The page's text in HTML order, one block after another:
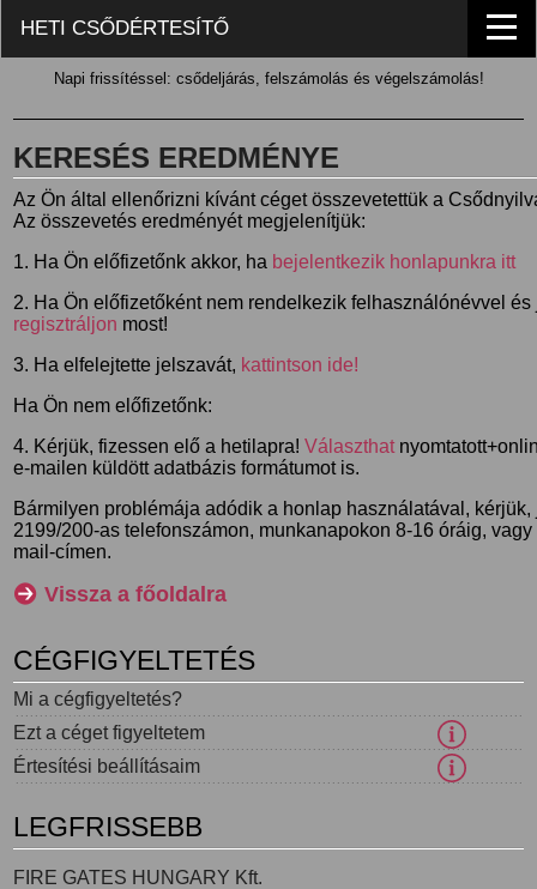
HETI CSŐDÉRTESÍTŐ
Napi frissítéssel: csődeljárás, felszámolás és végelszámolás!
KERESÉS EREDMÉNYE
Az Ön által ellenőrizni kívánt céget összevetettük a
Az összevetés eredményét megjelenítjük:
1. Ha Ön előfizetőnk akkor, ha bejelentkezik honlapunkra itt
2. Ha Ön előfizetőként nem rendelkezik felhasználónévvel
regisztráljon most!
3. Ha elfelejtette jelszavát, kattintson ide!
Ha Ön nem előfizetőnk:
4. Kérjük, fizessen elő a hetilapra!Választhat
e-mailen küldött adatbázis formátumot is.
Bármilyen problémája adódik a honlap használatával,
2199/200-as telefonszámon, munkanapokon 8-16 óráig,
mail-címen.
Vissza a főoldalra
CÉGFIGYELTETÉS
Mi a cégfigyeltetés?
Ezt a céget figyeltetem
Értesítési beállításaim
LEGFRISSEBB
FIRE GATES HUNGARY Kft.